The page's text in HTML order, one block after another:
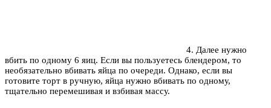
4. Далее нужно
вбить по одному 6 яиц. Если вы пользуетесь блендером, то
необязательно вбивать яйца по очереди. Однако, если вы
готовите торт в ручную, яйца нужно вбивать по одному,
тщательно перемешивая и взбивая массу.